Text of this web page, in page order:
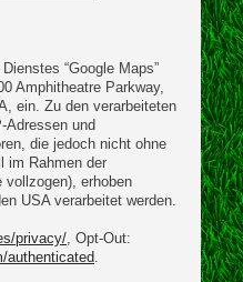
“Google Maps”
Amphitheatre Parkway,
ein. Zu den verarbeiteten
Adressen und
die jedoch nicht ohne
im Rahmen der
vollzogen), erhoben
USA verarbeitet werden.
privacy/, Opt-Out:
authenticated.